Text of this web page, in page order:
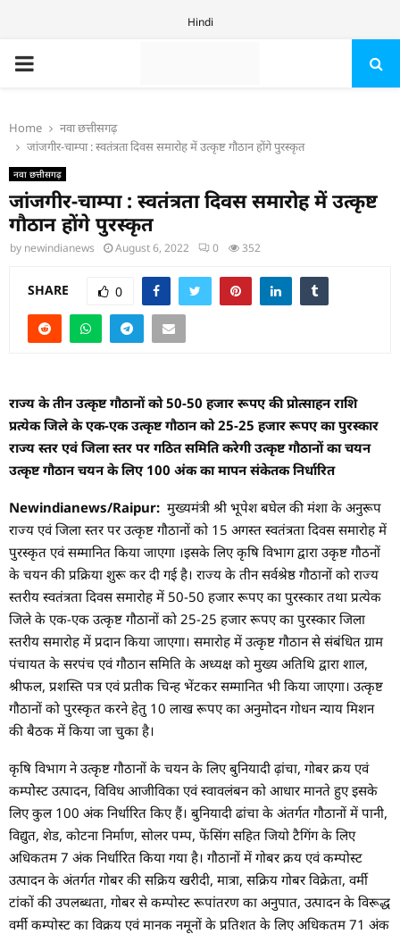
Hindi
PRIMARY
Home
नवा छत्तीसगढ़
जांजगीर-चाम्पा : स्वतंत्रता दिवस समारोह में उत्कृष्ट गौठान होंगे पुरस्कृत
नवा छत्तीसगढ़
जांजगीर-चाम्पा : स्वतंत्रता दिवस समारोह में उत्कृष्ट
गौठान होंगे पुरस्कृत
by newindianews August 6, 2022 0 352
SHARE 0
राज्य के तीन उत्कृष्ट गौठानों को 50-50 हजार रूपए की प्रोत्साहन राशि
प्रत्येक जिले के एक-एक उत्कृष्ट गौठान को 25-25 हजार रूपए का पुरस्कार
राज्य स्तर एवं जिला स्तर पर गठित समिति करेगी उत्कृष्ट गौठानों का चयन
उत्कृष्ट गौठान चयन के लिए 100 अंक का मापन संकेतक निर्धारित
Newindianews/Raipur: मुख्यमंत्री श्री भूपेश बघेल की मंशा के अनुरूप
राज्य एवं जिला स्तर पर उत्कृष्ट गौठानों को 15 अगस्त स्वतंत्रता दिवस समारोह में
पुरस्कृत एवं सम्मानित किया जाएगा ।इसके लिए कृषि विभाग द्वारा उकृष्ट गौठनों
के चयन की प्रक्रिया शुरू कर दी गई है। राज्य के तीन सर्वश्रेष्ठ गौठानों को राज्य
स्तरीय स्वतंत्रता दिवस समारोह में 50-50 हजार रूपए का पुरस्कार तथा प्रत्येक
जिले के एक-एक उत्कृष्ट गौठानों को 25-25 हजार रूपए का पुरस्कार जिला
स्तरीय समारोह में प्रदान किया जाएगा। समारोह में उत्कृष्ट गौठान से संबंधित ग्राम
पंचायत के सरपंच एवं गौठान समिति के अध्यक्ष को मुख्य अतिथि द्वारा शाल,
श्रीफल, प्रशस्ति पत्र एवं प्रतीक चिन्ह भेंटकर सम्मानित भी किया जाएगा। उत्कृष्ट
गौठानों को पुरस्कृत करने हेतु 10 लाख रूपए का अनुमोदन गोधन न्याय मिशन
की बैठक में किया जा चुका है।
कृषि विभाग ने उत्कृष्ट गौठानों के चयन के लिए बुनियादी ढ़ांचा, गोबर क्रय एवं
कम्पोेस्ट उत्पादन, विविध आजीविका एवं स्वावलंबन को आधार मानते हुए इसके
लिए कुल 100 अंक निर्धारित किए हैं। बुनियादी ढांचा के अंतर्गत गौठानों में पानी,
विद्युत, शेड, कोटना निर्माण, सोलर पम्प, फेंसिंग सहित जियो टैगिंग के लिए
अधिकतम 7 अंक निर्धारित किया गया है। गौठानों में गोबर क्रय एवं कम्पोस्ट
उत्पादन के अंतर्गत गोबर की सक्रिय खरीदी, मात्रा, सक्रिय गोबर विक्रेता, वर्मी
टांकों की उपलब्धता, गोबर से कम्पोस्ट रूपांतरण का अनुपात, उत्पादन के विरूद्ध
वर्मी कम्पोस्ट का विक्रय एवं मानक नमूनों के प्रतिशत के लिए अधिकतम 71 अंक